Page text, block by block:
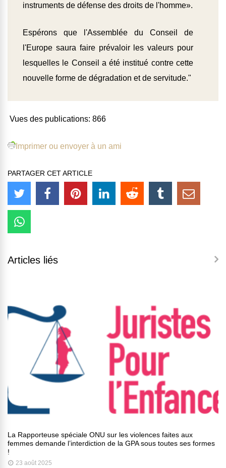
instruments de défense des droits de l'homme».
Espérons que l'Assemblée du Conseil de
l'Europe saura faire prévaloir les valeurs pour
lesquelles le Conseil a été institué contre cette
nouvelle forme de dégradation et de servitude."
Vues des publications: 866
Imprimer ou envoyer à un ami
PARTAGER CET ARTICLE
Articles liés
La Rapporteuse spéciale ONU sur les violences faites aux
femmes demande l’interdiction de la GPA sous toutes ses formes
!
23 août 2025